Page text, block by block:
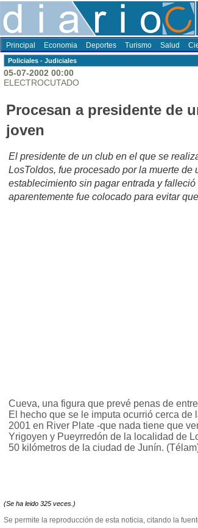
Principal Economia Deportes Turismo Salud
Policiales - Judiciales
05-07-2002 00:00
ELECTROCUTADO
Procesan a presidente de
joven
El presidente de un club en el que se
LosToldos, fue procesado por la muerte
establecimiento sin pagar entrada y
aparentemente fue colocado para evitar
Cueva, una figura que prevé penas de
El hecho que se le imputa ocurrió cerca
2001 en River Plate -que nada tiene que
Yrigoyen y Pueyrredón de la localidad de
50 kilómetros de la ciudad de Junín.
(Se ha leido 325 veces.)
Se permite la reproducción de esta noticia, citando la